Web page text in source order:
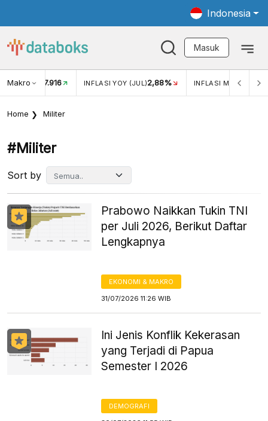
Indonesia
Masuk
Makro
USD/IDR 17.916 INFLASI YOY (JUL)2,88% INFLASI MOM (JUL)
Home Militer
#militer
Sort by
Prabowo Naikkan Tukin TNI
per Juli 2026, Berikut Daftar
Lengkapnya
EKONOMI & MAKRO
31/07/2026 11:26 WIB
Ini Jenis Konflik Kekerasan
yang Terjadi di Papua
Semester I 2026
DEMOGRAFI